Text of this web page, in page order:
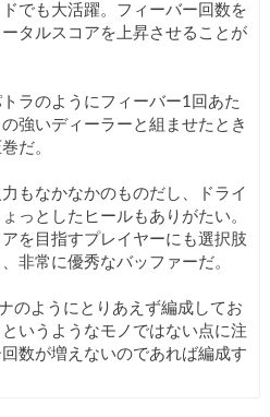
でも大活躍。フィーバー回数を
タルスコアを上昇させることが
ラのようにフィーバー1回あた
強いディーラーと組ませたとき
だ。
もなかなかのものだし、ドライ
っとしたヒールもありがたい。
を目指すプレイヤーにも選択肢
非常に優秀なバッファーだ。
のようにとりあえず編成してお
いうようなモノではない点に注
数が増えないのであれば編成す